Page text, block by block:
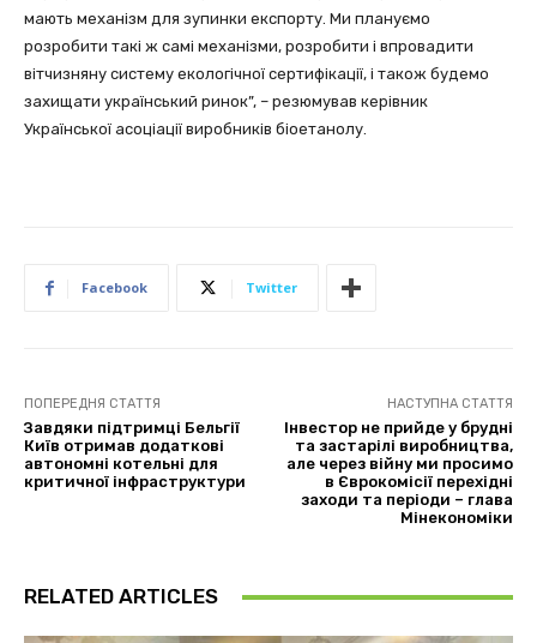
мають механізм для зупинки експорту. Ми плануємо
розробити такі ж самі механізми, розробити і впровадити
вітчизняну систему екологічної сертифікації, і також будемо
захищати український ринок”, – резюмував керівник
Української асоціації виробників біоетанолу.
Facebook Twitter
ПОПЕРЕДНЯ СТАТТЯ
Завдяки підтримці Бельгії
Київ отримав додаткові
автономні котельні для
критичної інфраструктури
НАСТУПНА СТАТТЯ
Інвестор не прийде у брудні
та застарілі виробництва,
але через війну ми просимо
в Єврокомісії перехідні
заходи та періоди – глава
Мінекономіки
RELATED ARTICLES